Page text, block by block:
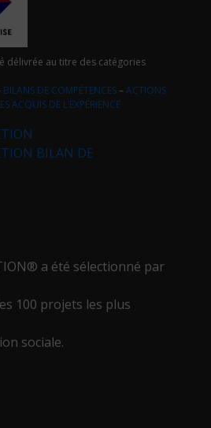
délivrée au titre des catégories
BILANS DE COMPÉTENCES–ACTIONS
ACQUIS DE L’EXPÉRIENCE
BILAN DE
a été sélectionné par
100 projets les plus
sociale.